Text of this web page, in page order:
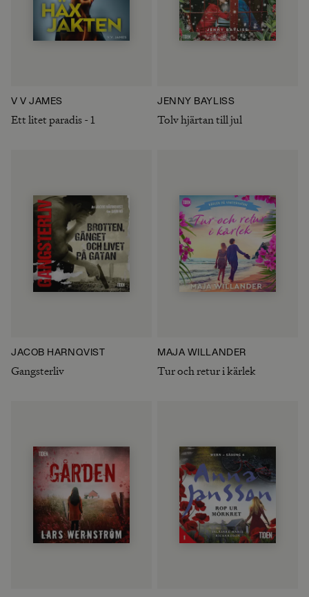
V V JAMES
Ett litet paradis - 1
JENNY BAYLISS
Tolv hjärtan till jul
JACOB HÄRNQVIST
Gangsterliv
MAJA WILLANDER
Tur och retur i kärlek